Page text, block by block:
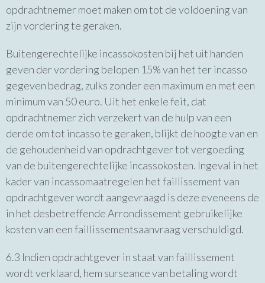
opdrachtnemer moet maken om tot de voldoening van
zijn vordering te geraken.
Buitengerechtelijke incassokosten bij het uit handen
geven der vordering belopen 15% van het ter incasso
gegeven bedrag, zulks zonder een maximum en met een
minimum van 50 euro. Uit het enkele feit, dat
opdrachtnemer zich verzekert van de hulp van een
derde om tot incasso te geraken, blijkt de hoogte van en
de gehoudenheid van opdrachtgever tot vergoeding
van de buitengerechtelijke incassokosten. Ingeval in het
kader van incassomaatregelen het faillissement van
opdrachtgever wordt aangevraagd is deze eveneens de
in het desbetreffende Arrondissement gebruikelijke
kosten van een faillissementsaanvraag verschuldigd.
6.3 Indien opdrachtgever in staat van faillissement
wordt verklaard, hem surseance van betaling wordt